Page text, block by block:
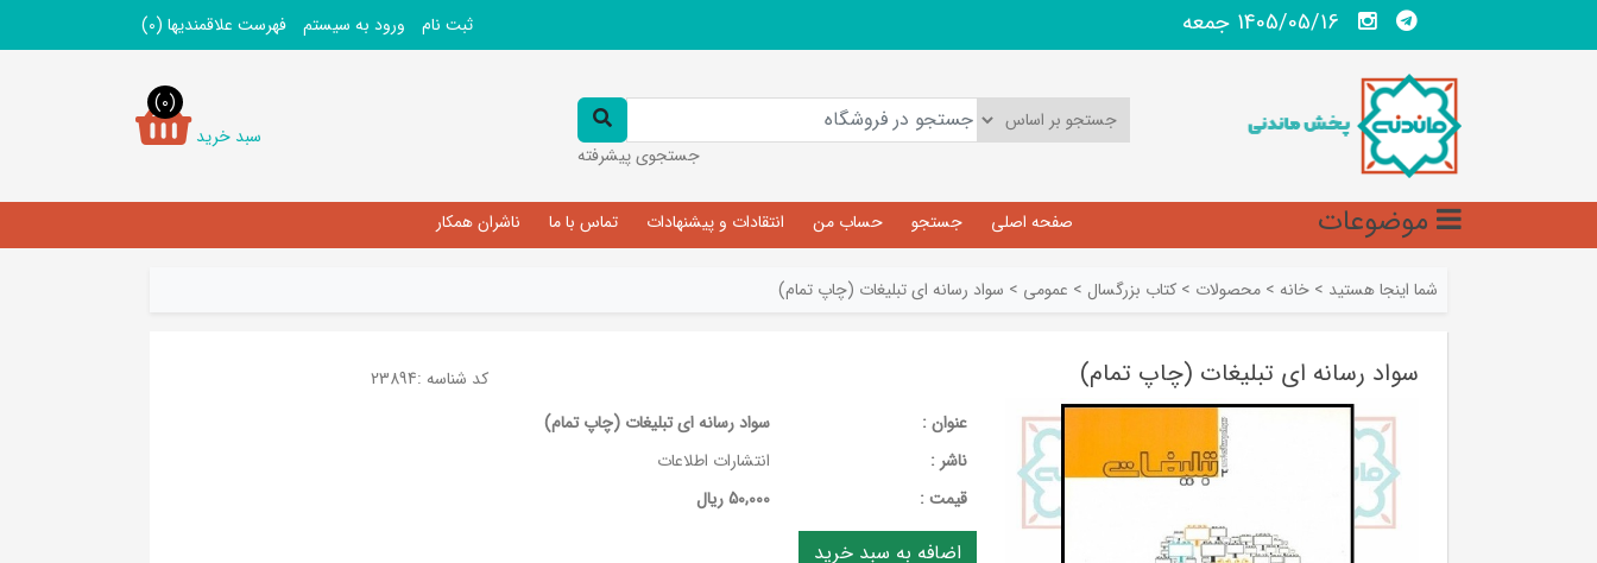
1405/05/16 جمعه ثبت نام ورود به سیستم فهرست علاقمندیها (0)
جستجوی پیشرفته
سبد خرید
(0)
موضوعات صفحه اصلی جستجو حساب من انتقادات و پیشنهادات تماس با ما ناشران همکار
شما اینجا هستید > خانه > محصولات > کتاب بزرگسال > عمومی > سواد رسانه ای تبلیغات (چاپ تمام)
سواد رسانه ای تبلیغات (چاپ تمام) کد شناسه :23894
عنوان :
سواد رسانه ای تبلیغات (چاپ تمام)
ناشر :
انتشارات اطلاعات
قيمت :
50,000 ریال